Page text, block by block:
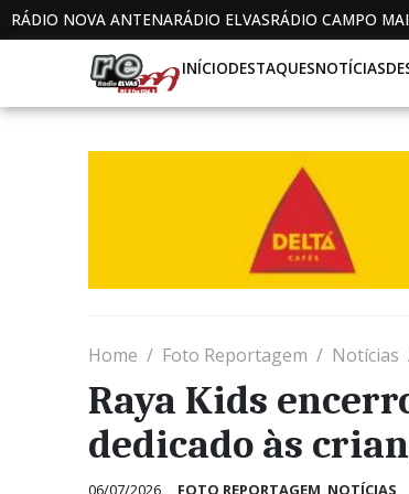
RÁDIO NOVA ANTENARÁDIO ELVASRÁDIO CAMPO
INÍCIODESTAQUESNOTÍCIAS
Home Foto Reportagem Notícias
Raya Kids
dedicado às
06/07/2026 FOTO REPORTAGEM NOTÍCIAS